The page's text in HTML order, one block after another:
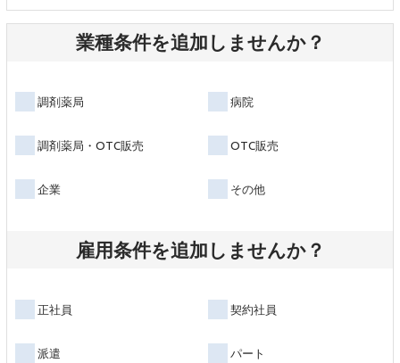
業種条件を追加しませんか？
調剤薬局 病院
調剤薬局・OTC販売 OTC販売
企業 その他
雇用条件を追加しませんか？
正社員 契約社員
派遣 パート